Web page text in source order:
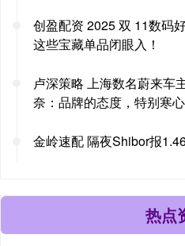
创盈配资 2025 双 11数码
这些宝藏单品闭眼入！
卢深策略 上海数名蔚来车
奈：品牌的态度，特别寒心
金岭速配 隔夜Shibor报
热点